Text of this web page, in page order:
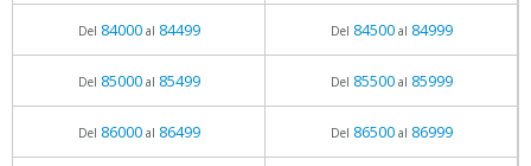
Del 84000al 84499 Del 84500al 84999
Del 85000al 85499 Del 85500al 85999
Del 86000al 86499 Del 86500al 86999